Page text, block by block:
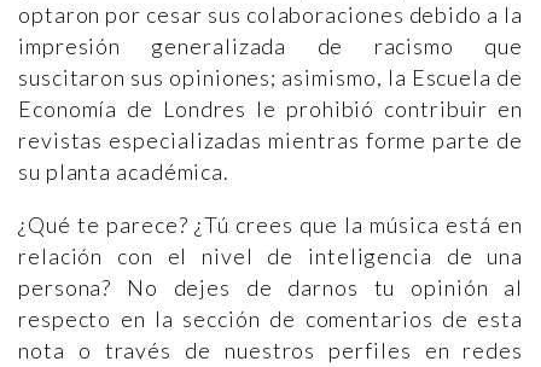
optaron por cesar sus colaboraciones debido a la
impresión generalizada de racismo que
suscitaron sus opiniones; asimismo, la Escuela de
Economía de Londres le prohibió contribuir en
revistas especializadas mientras forme parte de
su planta académica.
¿Qué te parece? ¿Tú crees que la música está en
relación con el nivel de inteligencia de una
persona? No dejes de darnos tu opinión al
respecto en la sección de comentarios de esta
nota o través de nuestros perfiles en redes